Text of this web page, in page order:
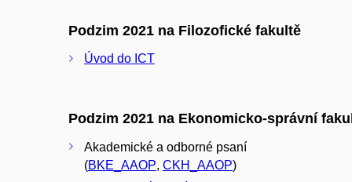
Podzim 2021 na Filozofické fakultě
Úvod do ICT
Podzim 2021 na Ekonomicko-správní
Akademické a odborné psaní
(BKE_AAOP, CKH_AAOP)